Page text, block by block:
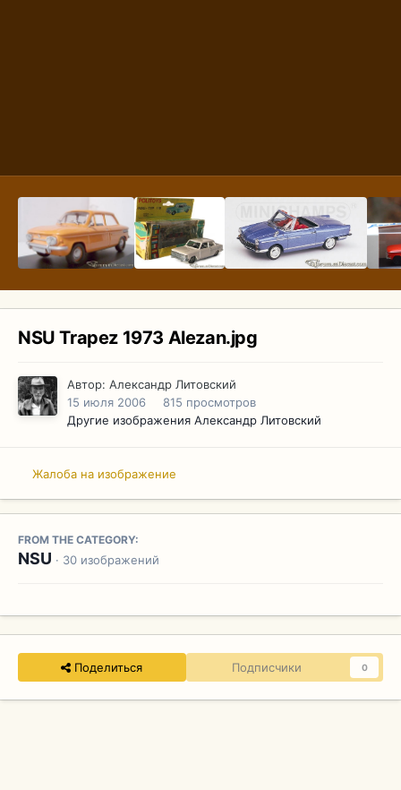
NSU Trapez 1973 Alezan.jpg
Автор: Александр Литовский
15 июля 2006
815 просмотров
Другие изображения Александр Литовский
Жалоба на изображение
FROM THE CATEGORY:
NSU · 30 изображений
Поделиться Подписчики 0